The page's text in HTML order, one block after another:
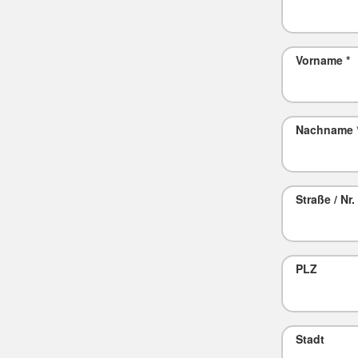
Vorname*
Nachname
Straße / Nr.
PLZ
Stadt